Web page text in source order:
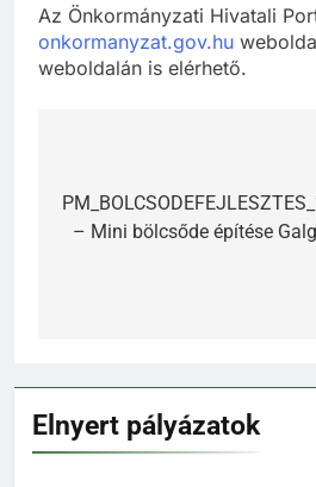
Az Önkormányzati Hivatali
onkormanyzat.gov.hu
weboldalán is elérhető.
navigáció
– Mini bölcsőde építése
Elnyert pályázatok